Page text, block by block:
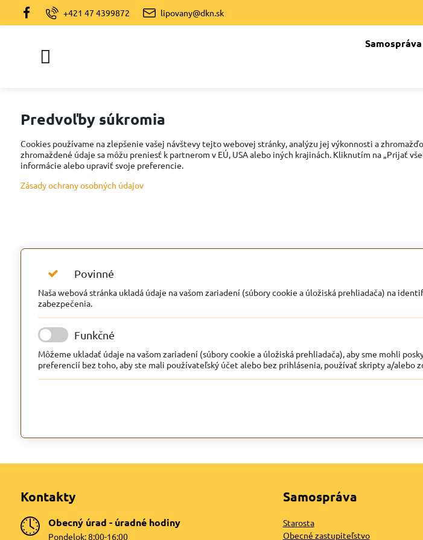
+421 47 4399872 lipovany@dkn.sk
Samospráva
Predvoľby súkromia
Cookies používame na zlepšenie vašej návštevy tejto webovej stránky, analýzu jej výkonnosti a
zhromaždené údaje sa môžu preniesť k partnerom v EÚ, USA alebo iných krajinách. Kliknutím na „Prijať
informácie alebo upraviť svoje preferencie.
Zásady ochrany osobných údajov
Povinné
Naša webová stránka ukladá údaje na vašom zariadení (súbory cookie a úložiská prehliadača) na
zabezpečenia.
Funkčné
Môžeme ukladať údaje na vašom zariadení (súbory cookie a úložiská prehliadača), aby sme mohli
preferencií bez toho, aby ste mali používateľský účet alebo bez prihlásenia, používať skripty a/alebo
Kontakty
Obecný úrad - úradné hodiny
Pondelok: 8:00-16:00
Samospráva
Starosta
Obecné zastupiteľstvo